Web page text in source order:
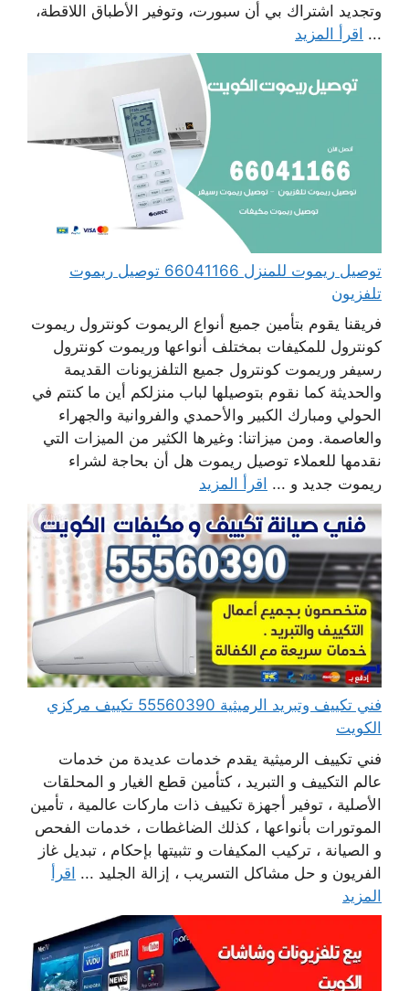
وتجديد اشتراك بي أن سبورت، وتوفير الأطباق اللاقطة،
... اقرأ المزيد
توصيل ريموت للمنزل 66041166 توصيل ريموت
تلفزيون
فريقنا يقوم بتأمين جميع أنواع الريموت كونترول ريموت
كونترول للمكيفات بمختلف أنواعها وريموت كونترول
رسيفر وريموت كونترول جميع التلفزيونات القديمة
والحديثة كما نقوم بتوصيلها لباب منزلكم أين ما كنتم في
الحولي ومبارك الكبير والأحمدي والفروانية والجهراء
والعاصمة. ومن ميزاتنا: وغيرها الكثير من الميزات التي
نقدمها للعملاء توصيل ريموت هل أن بحاجة لشراء
ريموت جديد و ... اقرأ المزيد
فني تكييف وتبريد الرميثية 55560390 تكييف مركزي
الكويت
فني تكييف الرميثية يقدم خدمات عديدة من خدمات
عالم التكييف و التبريد ، كتأمين قطع الغيار و المحلقات
الأصلية ، توفير أجهزة تكييف ذات ماركات عالمية ، تأمين
الموتورات بأنواعها ، كذلك الضاغطات ، خدمات الفحص
و الصيانة ، تركيب المكيفات و تثبيتها بإحكام ، تبديل غاز
الفريون و حل مشاكل التسريب ، إزالة الجليد ... اقرأ
المزيد